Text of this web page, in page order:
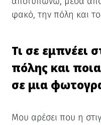
φακό, την πόλη και
Τι σε εμπνέει
πόλης και
σε μια
Μου αρέσει που η